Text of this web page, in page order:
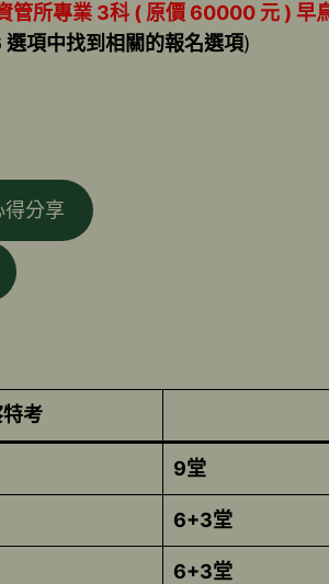
管所專業 3科 ( 原價 60000 元 )
項中找到相關的報名選項)
分享
考
9堂
6+3堂
6+3堂